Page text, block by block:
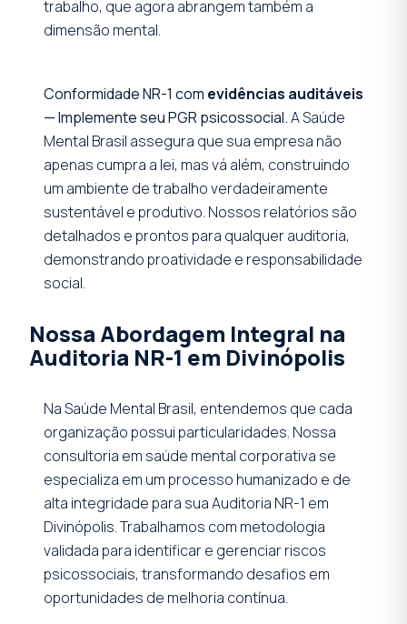
trabalho, que agora abrangem também a
dimensão mental.
Conformidade NR-1 com evidências auditáveis
— Implemente seu PGR psicossocial.A Saúde
Mental Brasil assegura que sua empresa não
apenas cumpra a lei, mas vá além, construindo
um ambiente de trabalho verdadeiramente
sustentável e produtivo. Nossos relatórios são
detalhados e prontos para qualquer auditoria,
demonstrando proatividade e responsabilidade
social.
Nossa Abordagem Integral na
Auditoria NR-1 em Divinópolis
Na Saúde Mental Brasil, entendemos que cada
organização possui particularidades. Nossa
consultoria em saúde mental corporativa se
especializa em um processo humanizado e de
alta integridade para sua Auditoria NR-1 em
Divinópolis. Trabalhamos com metodologia
validada para identificar e gerenciar riscos
psicossociais, transformando desafios em
oportunidades de melhoria contínua.